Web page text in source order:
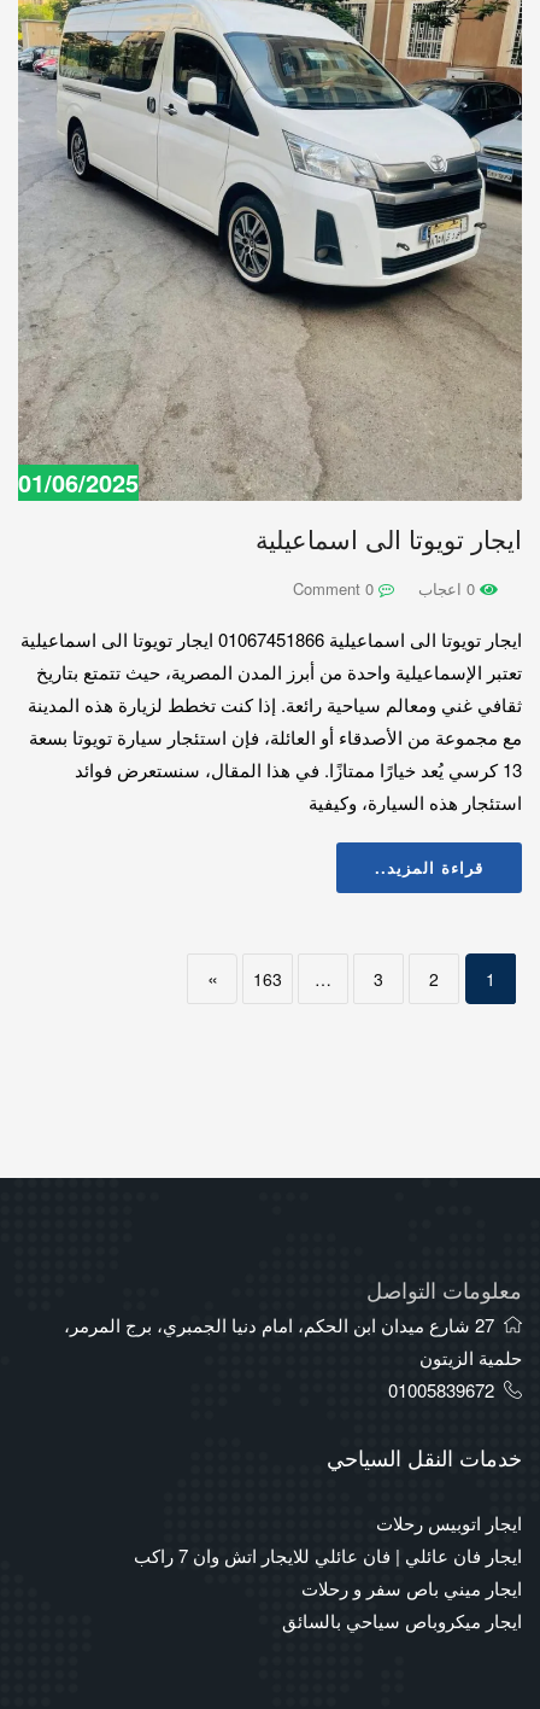
01/06/2025
ايجار تويوتا الى اسماعيلية
ايجار تويوتا الى اسماعيلية 01067451866 ايجار تويوتا الى اسماعيلية
تعتبر الإسماعيلية واحدة من أبرز المدن المصرية، حيث تتمتع بتاريخ
ثقافي غني ومعالم سياحية رائعة. إذا كنت تخطط لزيارة هذه المدينة
مع مجموعة من الأصدقاء أو العائلة، فإن استئجار سيارة تويوتا بسعة
13 كرسي يُعد خيارًا ممتازًا. في هذا المقال، سنستعرض فوائد
استئجار هذه السيارة، وكيفية
قراءة المزيد..
1
2
3
…
163
»
معلومات التواصل
27 شارع ميدان ابن الحكم، امام دنيا الجمبري، برج المرمر،
حلمية الزيتون
01005839672
خدمات النقل السياحي
ايجار اتوبيس رحلات
ايجار فان عائلي | فان عائلي للايجار اتش وان 7 راكب
ايجار ميني باص سفر و رحلات
ايجار ميكروباص سياحي بالسائق